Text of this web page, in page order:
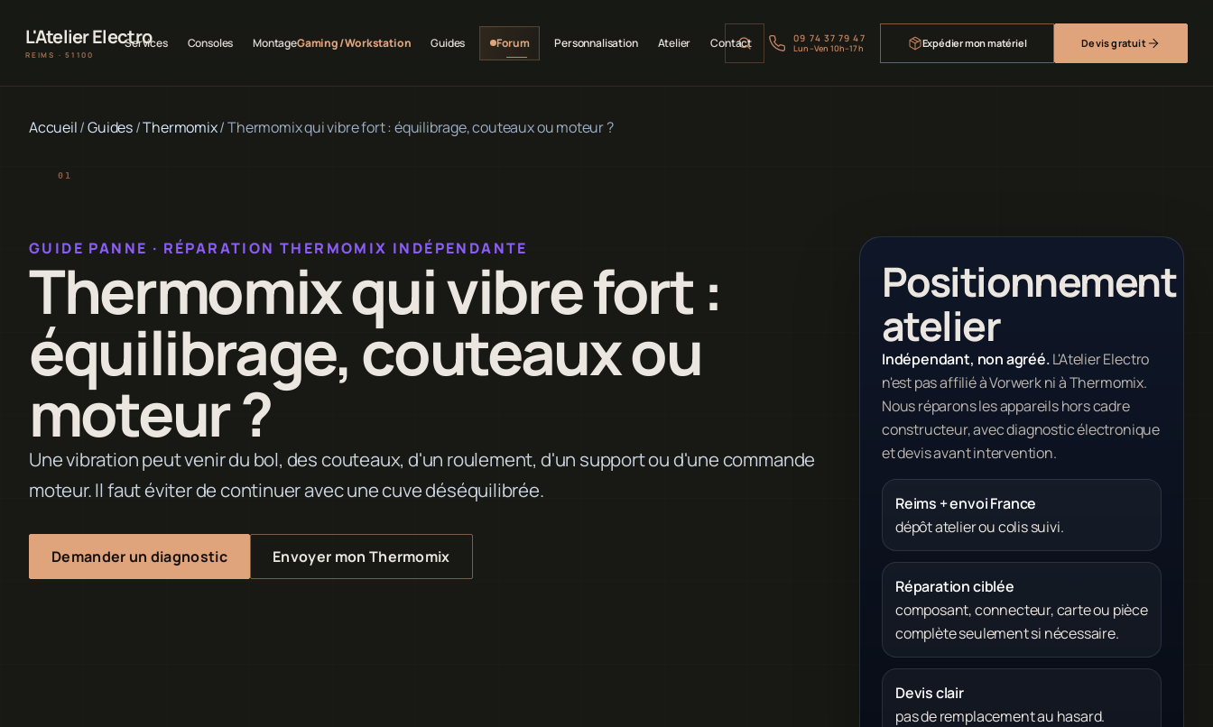
L'Atelier Electro
REIMS · 51100
Services Consoles MontageGaming / Workstation Guides Forum Personnalisation Atelier Contact 09 74 37 79 47
Lun–Ven 10h–17h Expédier mon matériel Devis gratuit
Accueil/Guides/Thermomix/Thermomix qui vibre fort : équilibrage, couteaux ou moteur ?
GUIDE PANNE · RÉPARATION THERMOMIX INDÉPENDANTE
Thermomix qui vibre fort :
équilibrage, couteaux ou
moteur ?
Une vibration peut venir du bol, des couteaux, d'un roulement, d'un support ou d'une commande
moteur. Il faut éviter de continuer avec une cuve déséquilibrée.
Demander un diagnostic Envoyer mon Thermomix
Positionnement
atelier
Indépendant, non agréé.L'Atelier Electro
n'est pas affilié à Vorwerk ni à Thermomix.
Nous réparons les appareils hors cadre
constructeur, avec diagnostic électronique
et devis avant intervention.
Reims + envoi France
dépôt atelier ou colis suivi.
Réparation ciblée
composant, connecteur, carte ou pièce
complète seulement si nécessaire.
Devis clair
pas de remplacement au hasard.